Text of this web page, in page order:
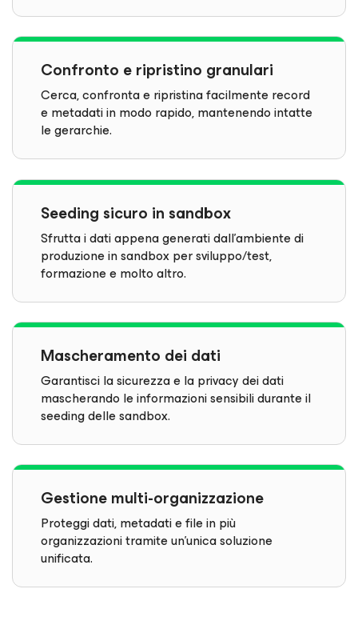
Confronto e ripristino granulari
Cerca, confronta e ripristina facilmente record
e metadati in modo rapido, mantenendo intatte
le gerarchie.
Seeding sicuro in sandbox
Sfrutta i dati appena generati dall'ambiente di
produzione in sandbox per sviluppo/test,
formazione e molto altro.
Mascheramento dei dati
Garantisci la sicurezza e la privacy dei dati
mascherando le informazioni sensibili durante il
seeding delle sandbox.
Gestione multi-organizzazione
Proteggi dati, metadati e file in più
organizzazioni tramite un'unica soluzione
unificata.